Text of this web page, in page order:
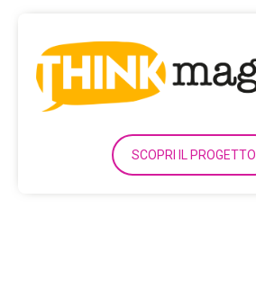
SCOPRI IL PROGETTO